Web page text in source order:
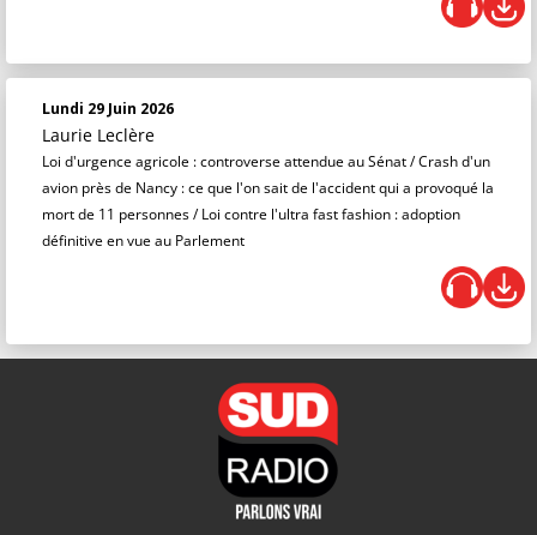
Lundi 29 Juin 2026
Laurie Leclère
Loi d'urgence agricole : controverse attendue au Sénat / Crash d'un
avion près de Nancy : ce que l'on sait de l'accident qui a provoqué la
mort de 11 personnes / Loi contre l'ultra fast fashion : adoption
définitive en vue au Parlement